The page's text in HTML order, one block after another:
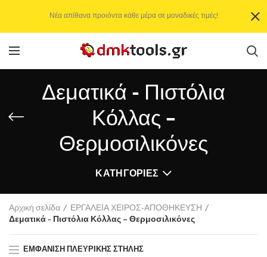
Δεματικά - Πιστόλια
Κόλλας –
Θερμοσιλικόνες
ΚΑΤΗΓΟΡΊΕΣ
Αρχική σελίδα
ΕΡΓΑΛΕΙΑ ΧΕΙΡΟΣ-ΑΠΟΘΗΚΕΥΣΗ
Δεματικά - Πιστόλια Κόλλας – Θερμοσιλικόνες
ΕΜΦΆΝΙΣΗ ΠΛΕΥΡΙΚΉΣ ΣΤΉΛΗΣ
Νέα απίθανα προιόντα κάθε μέρα σε μοναδικές τιμές!